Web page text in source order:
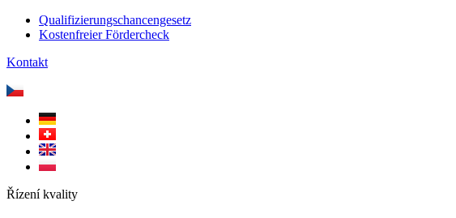
Qualifizierungschancengesetz
Kostenfreier Fördercheck
Kontakt
Řízení kvality